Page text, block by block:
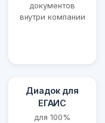
документов
внутри компании
Диадок для
ЕГАИС
для 100%